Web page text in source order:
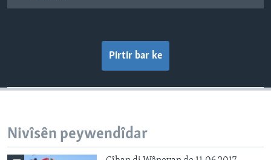
Pirtir bar ke
Nivîsên peywendîdar